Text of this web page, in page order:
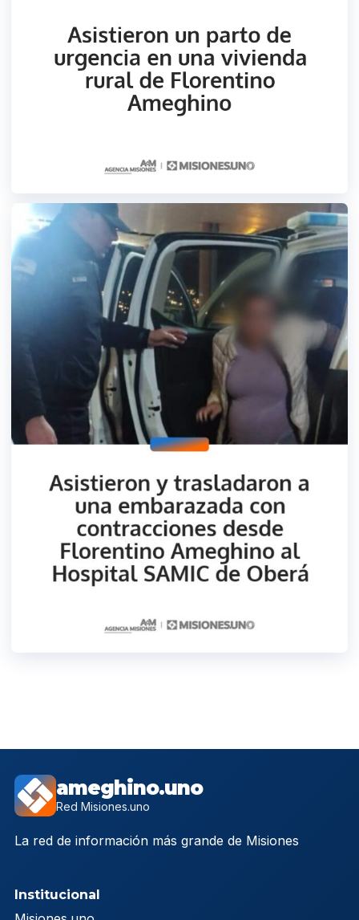
ameghino.uno
Red Misiones.uno
La red de información más grande de Misiones
Institucional